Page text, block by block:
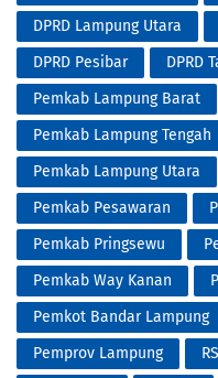
DPRD Lampung Utara
DPRD Pesibar
DPRD
Pemkab Lampung Barat
Pemkab Lampung Tengah
Pemkab Lampung Utara
Pemkab Pesawaran
Pemkab Pringsewu
Pemkab Way Kanan
Pemkot Bandar Lampung
Pemprov Lampung